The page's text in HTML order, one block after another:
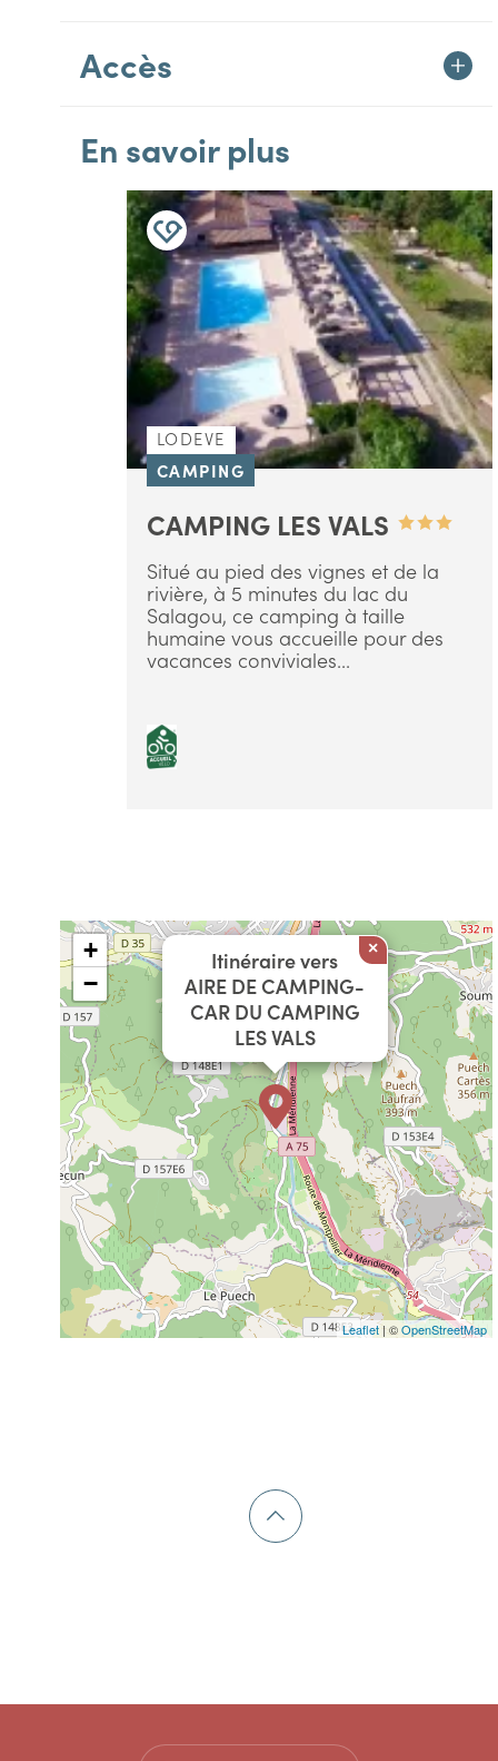
Accès
En savoir plus
LODEVE
CAMPING
CAMPING LES VALS
Situé au pied des vignes et de la
rivière, à 5 minutes du lac du
Salagou, ce camping à taille
humaine vous accueille pour des
vacances conviviales...
Itinéraire vers
AIRE DE CAMPING-
CAR DU CAMPING
LES VALS
×
+
−
Leaflet| ©OpenStreetMap